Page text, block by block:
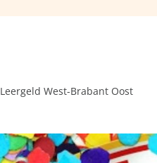
Leergeld West-Brabant Oost